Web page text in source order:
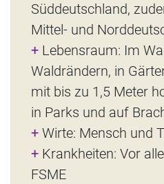
Süddeutschland,
Mittel- und
+ Lebensraum: Im
Waldrändern, in
mit bis zu 1,5 Meter
in Parks und auf
+ Wirte: Mensch und
+ Krankheiten: Vor
FSME